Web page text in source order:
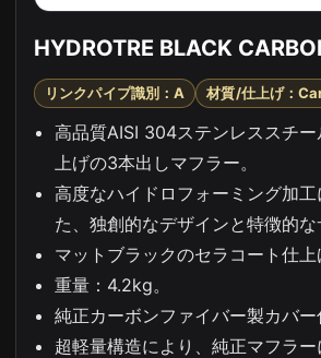
HYDROTRE BLACK
リンクパイプ識別：A 材質/仕上げ：
高品質AISI 304ステンレススチ
上げの3本出しマフラー。
高度なハイドロフォーミング加
た、独創的なデザインと特徴的な
マットブラックのセラコート仕上
重量：4.2kg。
純正カーボンファイバー製カバー
超軽量構造により、純正マフラ